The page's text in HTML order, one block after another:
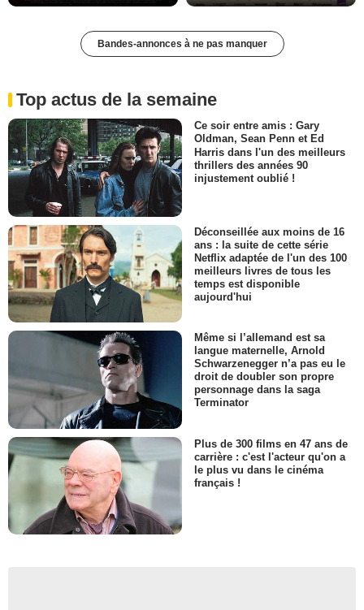
Bandes-annonces à ne pas manquer
Top actus de la semaine
Ce soir entre amis : Gary
Oldman, Sean Penn et Ed
Harris dans l'un des meilleurs
thrillers des années 90
injustement oublié !
Déconseillée aux moins de 16
ans : la suite de cette série
Netflix adaptée de l'un des 100
meilleurs livres de tous les
temps est disponible
aujourd'hui
Même si l’allemand est sa
langue maternelle, Arnold
Schwarzenegger n’a pas eu le
droit de doubler son propre
personnage dans la saga
Terminator
Plus de 300 films en 47 ans de
carrière : c'est l'acteur qu'on a
le plus vu dans le cinéma
français !